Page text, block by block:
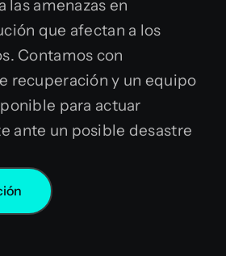
las amenazas en
que afectan a los
Contamos con
recuperación y un equipo
para actuar
ante un posible desastre